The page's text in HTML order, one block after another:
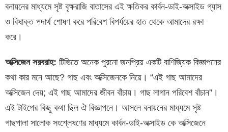
বনায়নের মাধ্যমে সৃষ্ট বৃক্ষরাজি বাতাসের এই ক্ষতিকর কার্বন-ডাই-অক্সাইড গ্যাস
ও বিষাক্ত পদার্থ শোষণ করে পরিবেশ বিপর্যয়ের হাত থেকে আমাদের রক্ষা
করে।
অক্সিজেন সরবরাহ: টিভিতে অনেক পুরনো জনপ্রিয় একটি বাণিজ্যিক বিজ্ঞাপনের
কথা কার মনে আছে? গাছ এবং অক্সিজেনকে নিয়ে। “এই গাছ আমাদের
অক্সিজেন দেয়; এই গাছ আমাদের জীবন বাঁচায়। গাছ লাগান পরিবেশ বাঁচান”।
এই টাইপের কিছু কথা ছিল ঐ বিজ্ঞাপনে। আসলে বনায়নের মাধ্যমে সৃষ্ট
গাছপালা সালোক সংশ্লেষণের মাধ্যমে কার্বন-ডাই-অক্সাইড কে অক্সিজেনে